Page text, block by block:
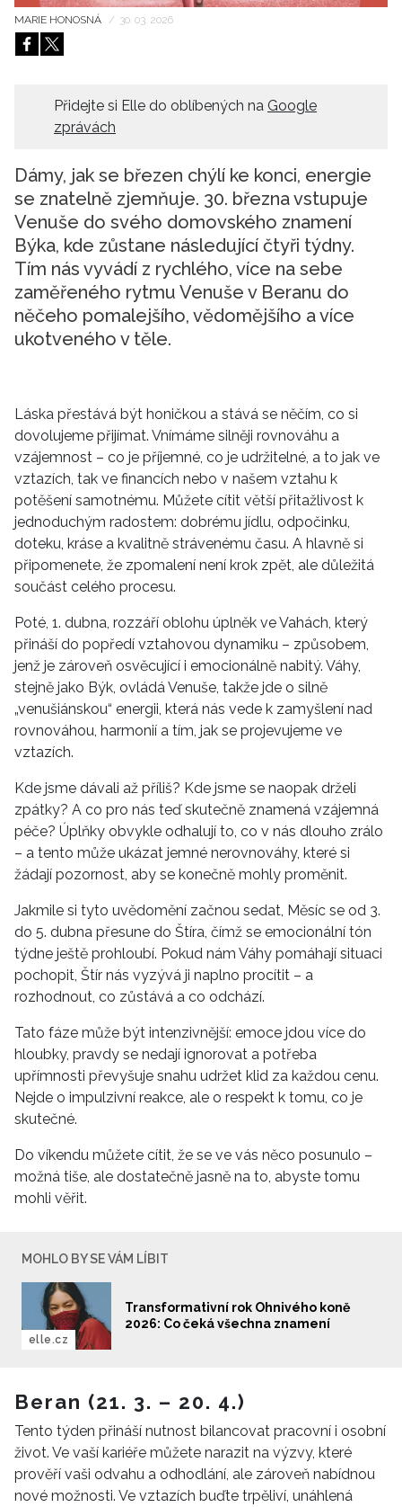
HOME
MARIE HONOSNÁ / 30. 03. 2026
Přidejte si Elle do oblíbených na Google
zprávách
Dámy, jak se březen chýlí ke konci, energie
se znatelně zjemňuje. 30. března vstupuje
Venuše do svého domovského znamení
Býka, kde zůstane následující čtyři týdny.
Tím nás vyvádí z rychlého, více na sebe
zaměřeného rytmu Venuše v Beranu do
něčeho pomalejšího, vědomějšího a více
ukotveného v těle.
Láska přestává být honičkou a stává se něčím, co si
dovolujeme přijímat. Vnímáme silněji rovnováhu a
vzájemnost – co je příjemné, co je udržitelné, a to jak ve
vztazích, tak ve financích nebo v našem vztahu k
potěšení samotnému. Můžete cítit větší přitažlivost k
jednoduchým radostem: dobrému jídlu, odpočinku,
doteku, kráse a kvalitně strávenému času. A hlavně si
připomenete, že zpomalení není krok zpět, ale důležitá
součást celého procesu.
Poté, 1. dubna, rozzáří oblohu úplněk ve Vahách, který
přináší do popředí vztahovou dynamiku – způsobem,
jenž je zároveň osvěcující i emocionálně nabitý. Váhy,
stejně jako Býk, ovládá Venuše, takže jde o silně
„venušiánskou“ energii, která nás vede k zamyšlení nad
rovnováhou, harmonií a tím, jak se projevujeme ve
vztazích.
Kde jsme dávali až příliš? Kde jsme se naopak drželi
zpátky? A co pro nás teď skutečně znamená vzájemná
péče? Úplňky obvykle odhalují to, co v nás dlouho zrálo
– a tento může ukázat jemné nerovnováhy, které si
žádají pozornost, aby se konečně mohly proměnit.
Jakmile si tyto uvědomění začnou sedat, Měsíc se od 3.
do 5. dubna přesune do Štíra, čímž se emocionální tón
týdne ještě prohloubí. Pokud nám Váhy pomáhají situaci
pochopit, Štír nás vyzývá ji naplno procítit – a
rozhodnout, co zůstává a co odchází.
Tato fáze může být intenzivnější: emoce jdou více do
hloubky, pravdy se nedají ignorovat a potřeba
upřímnosti převyšuje snahu udržet klid za každou cenu.
Nejde o impulzivní reakce, ale o respekt k tomu, co je
skutečné.
Do víkendu můžete cítit, že se ve vás něco posunulo –
možná tiše, ale dostatečně jasně na to, abyste tomu
mohli věřit.
MOHLO BY SE VÁM LÍBIT
Transformativní rok Ohnivého koně
2026: Co čeká všechna znamení
elle.cz
Beran (21. 3. – 20. 4.)
Tento týden přináší nutnost bilancovat pracovní i osobní
život. Ve vaší kariéře můžete narazit na výzvy, které
prověří vaši odvahu a odhodlání, ale zároveň nabídnou
nové možnosti. Ve vztazích buďte trpěliví, unáhlená